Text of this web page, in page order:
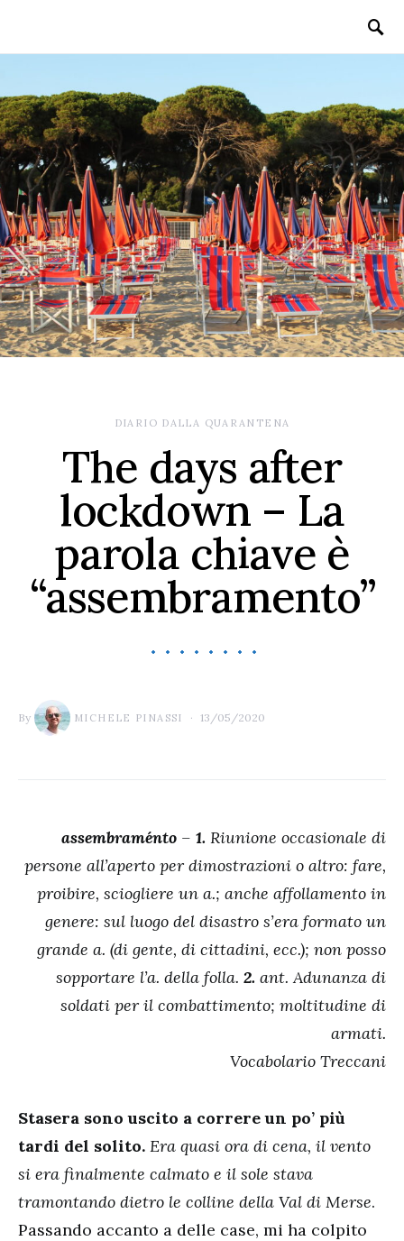
DIARIO DALLA QUARANTENA
The days after
lockdown – La
parola chiave è
“assembramento”
By MICHELE PINASSI 13/05/2020
assembraménto – 1. Riunione occasionale di
persone all’aperto per dimostrazioni o altro: fare,
proibire, sciogliere un a.; anche affollamento in
genere: sul luogo del disastro s’era formato un
grande a. (di gente, di cittadini, ecc.); non posso
sopportare l’a. della folla. 2. ant. Adunanza di
soldati per il combattimento; moltitudine di
armati.
Vocabolario Treccani
Stasera sono uscito a correre un po’ più
tardi del solito. Era quasi ora di cena, il vento
si era finalmente calmato e il sole stava
tramontando dietro le colline della Val di Merse.
Passando accanto a delle case, mi ha colpito